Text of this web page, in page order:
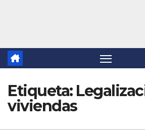
Etiqueta:
viviendas